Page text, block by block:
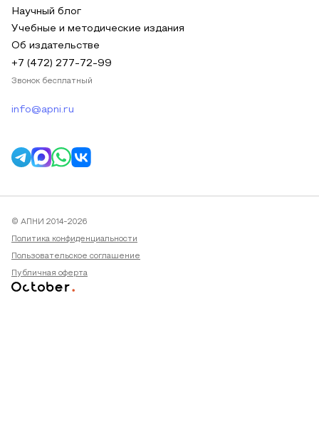
Научный блог
Учебные и методические издания
Об издательстве
+7 (472) 277-72-99
Звонок бесплатный
info@apni.ru
© АПНИ 2014-2026
Политика конфиденциальности
Пользовательское соглашение
Публичная оферта